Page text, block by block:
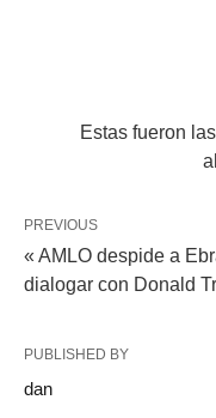
Estas fueron
PREVIOUS
« AMLO despide a
dialogar con Donald
PUBLISHED BY
dan